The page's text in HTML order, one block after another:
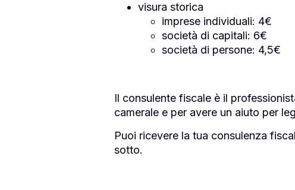
visura storica
imprese individuali: 4€
società di capitali: 6€
società di persone: 4,5€
Il consulente fiscale è il
camerale e per avere un aiuto per
Puoi ricevere la tua consulenza
sotto.